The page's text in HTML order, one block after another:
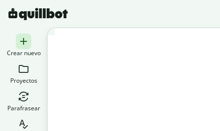
Crear nuevo
Proyectos
Parafrasear